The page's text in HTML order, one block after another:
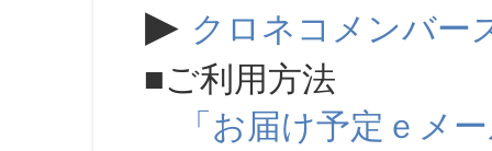
▶ クロネコメンバー
■ご利用方法
「お届け予定ｅメ